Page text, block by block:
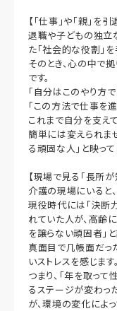
【「仕事」や「親」を
退職や子どもの独立
た「社会的な役割」
そのとき、心の中で
です。
「自分はこのやり方
「この方法で仕事を
これまで自分を支え
簡単には変えられま
る頑固な人」と映って
【現場で見る「長所
介護の現場にいると
現役時代には「決断
れていた人が、高齢
を譲らない頑固者」
真面目で几帳面だっ
いストレスを感じます。
つまり、「年を取って
るステージが変わっ
が、環境の変化によっ